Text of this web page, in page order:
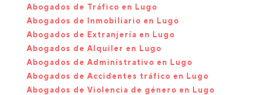
Abogados de Tráfico en Lugo
Abogados de Inmobiliario en Lugo
Abogados de Extranjería en Lugo
Abogados de Alquiler en Lugo
Abogados de Administrativo en Lugo
Abogados de Accidentes tráfico en Lugo
Abogados de Violencia de género en Lugo